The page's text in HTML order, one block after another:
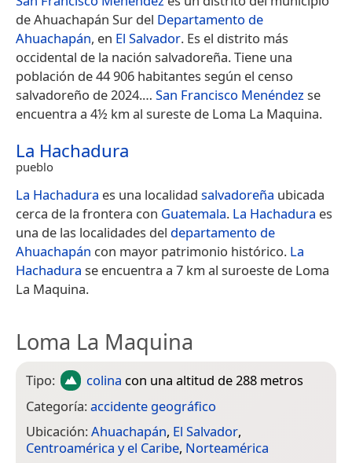
de Ahuachapán Sur del Departamento de
Ahuachapán, en El Salvador. Es el distrito más
occidental de la nación salvadoreña. Tiene una
población de 44 906 habitantes según el censo
salvadoreño de 2024.​… San Francisco Menéndezse
encuentra a 4½ km al sureste de Loma La Maquina.
La Hachadura
pueblo
La Hachadura es una localidad salvadoreña ubicada
cerca de la frontera con Guatemala. La Hachadura es
una de las localidades del departamento de
Ahuachapán con mayor patrimonio histórico. La
Hachadura se encuentra a 7 km al suroeste de Loma
La Maquina.
Loma La Maquina
Tipo: colina con una altitud de 288 metros
Categoría:accidente geográfico
Ubicación:Ahuachapán, El Salvador,
Centroamérica y el Caribe, Norteamérica